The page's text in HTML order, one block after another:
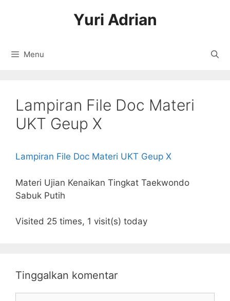
Yuri Adrian
Menu
Lampiran File Doc Materi
UKT Geup X
Lampiran File Doc Materi UKT Geup X
Materi Ujian Kenaikan Tingkat Taekwondo
Sabuk Putih
Visited 25 times, 1 visit(s) today
Tinggalkan komentar